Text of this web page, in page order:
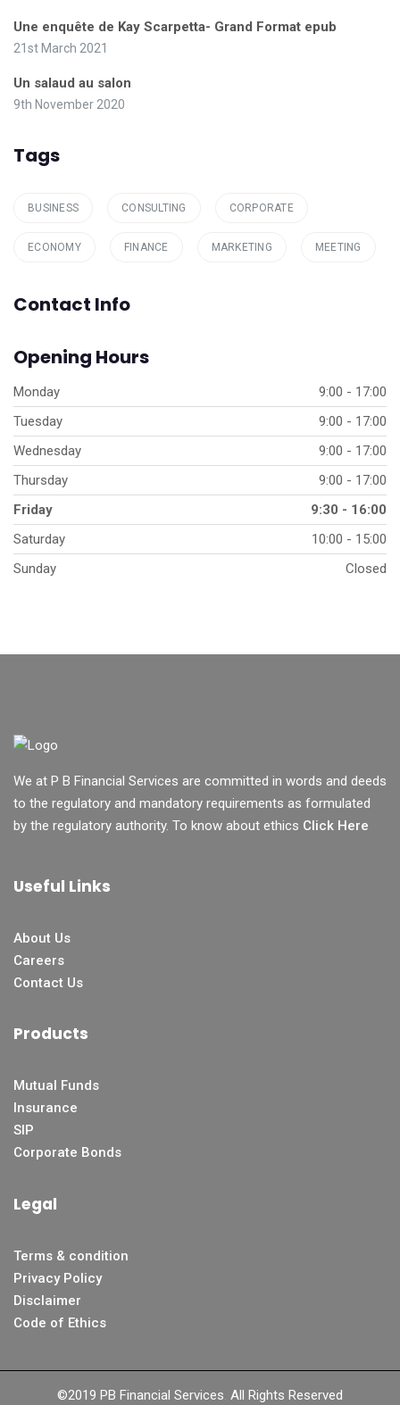
Une enquête de Kay Scarpetta- Grand Format epub
21st March 2021
Un salaud au salon
9th November 2020
Tags
BUSINESS CONSULTING CORPORATE
ECONOMY FINANCE MARKETING MEETING
Contact Info
Opening Hours
Monday
9:00 - 17:00
Tuesday
9:00 - 17:00
Wednesday
9:00 - 17:00
Thursday
9:00 - 17:00
Friday
9:30 - 16:00
Saturday
10:00 - 15:00
Sunday
Closed
We at P B Financial Services are committed in words and deeds
to the regulatory and mandatory requirements as formulated
by the regulatory authority. To know about ethics Click Here
Useful Links
About Us
Careers
Contact Us
Products
Mutual Funds
Insurance
SIP
Corporate Bonds
Legal
Terms & condition
Privacy Policy
Disclaimer
Code of Ethics
©2019 PB Financial Services. All Rights Reserved